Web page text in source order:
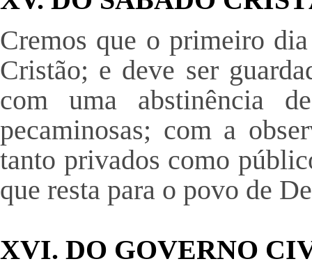
Cremos que o primeiro
Cristão; e deve ser
com uma abstinência
pecaminosas; com a
tanto privados como
que resta para o povo de
XVI. DO GOVERNO